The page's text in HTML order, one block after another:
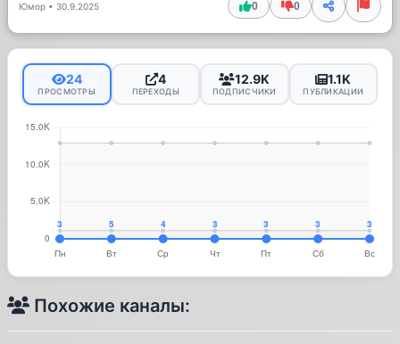
Юмор • 30.9.2025 0 0
24
ПРОСМОТРЫ
4
ПЕРЕХОДЫ
12.9K
ПОДПИСЧИКИ
1.1K
ПУБЛИКАЦИИ
Похожие каналы: